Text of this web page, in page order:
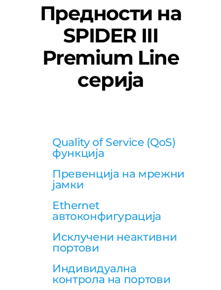
Предности на
SPIDER III
Premium Line
серија
Quality of Service (QoS)
функција
Превенција на мрежни
јамки
Ethernet
автоконфигурација
Исклучени неактивни
портови
Индивидуална
контрола на портови